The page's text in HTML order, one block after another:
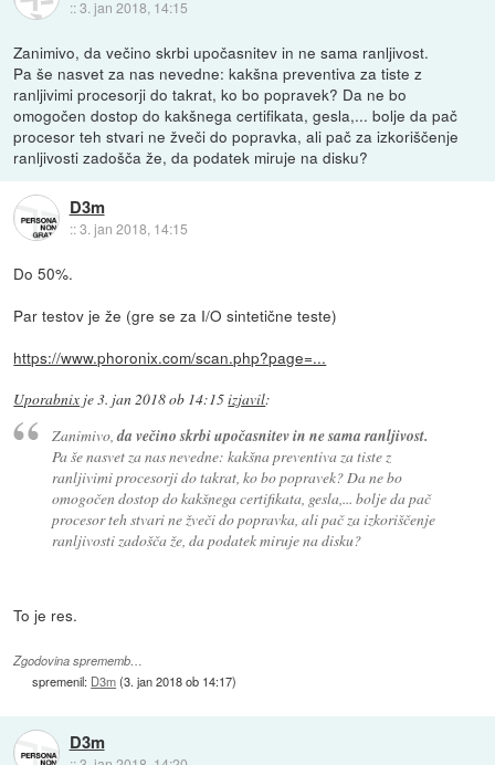
::3. jan 2018, 14:15
Zanimivo, da večino skrbi upočasnitev in ne sama ranljivost.
Pa še nasvet za nas nevedne: kakšna preventiva za tiste z
ranljivimi procesorji do takrat, ko bo popravek? Da ne bo
omogočen dostop do kakšnega certifikata, gesla,... bolje da pač
procesor teh stvari ne žveči do popravka, ali pač za izkoriščenje
ranljivosti zadošča že, da podatek miruje na disku?
D3m
::3. jan 2018, 14:15
Do 50%.
Par testov je že (gre se za I/O sintetične teste)
https://www.phoronix.com/scan.php?page=...
Uporabnix je3. jan 2018 ob 14:15izjavil:
Zanimivo,da večino skrbi upočasnitev in ne sama ranljivost.
Pa še nasvet za nas nevedne: kakšna preventiva za tiste z
ranljivimi procesorji do takrat, ko bo popravek? Da ne bo
omogočen dostop do kakšnega certifikata, gesla,... bolje da pač
procesor teh stvari ne žveči do popravka, ali pač za izkoriščenje
ranljivosti zadošča že, da podatek miruje na disku?
To je res.
Zgodovina sprememb…
spremenil: D3m(3. jan 2018 ob 14:17)
D3m